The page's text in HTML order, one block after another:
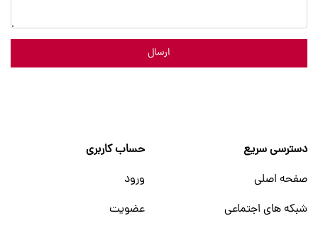
ارسال
دسترسی سریع
صفحه اصلی
شبکه های اجتماعی
حساب کاربری
ورود
عضویت